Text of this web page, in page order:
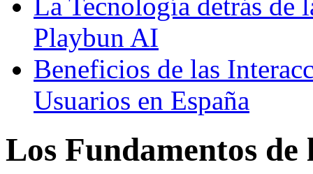
Playbun AI
Beneficios de las
Usuarios en España
Los Fundamentos